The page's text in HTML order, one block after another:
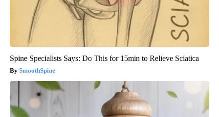
Spine Specialists Says: Do This for 15min to Relieve Sciatica
SmoothSpine